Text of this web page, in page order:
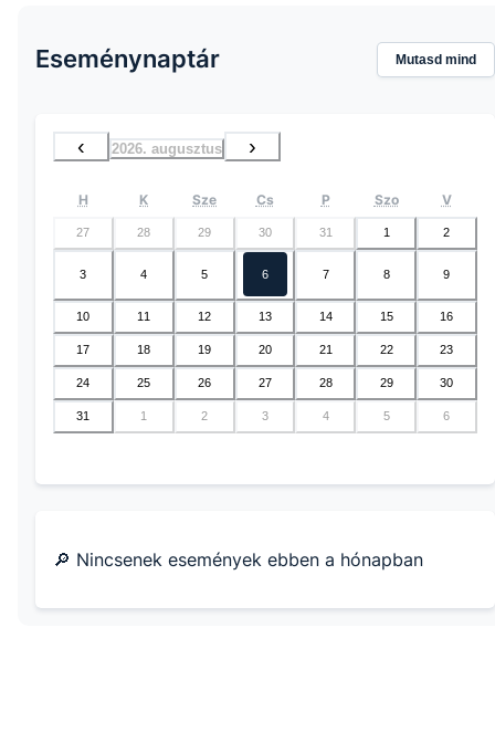
Eseménynaptár Mutasd mind
‹ 2026. augusztus ›
H K Sze Cs P Szo V
27 28 29 30 31 1 2
3 4 5 6 7 8 9
10 11 12 13 14 15 16
17 18 19 20 21 22 23
24 25 26 27 28 29 30
31 1 2 3 4 5 6
🔎 Nincsenek események ebben a hónapban